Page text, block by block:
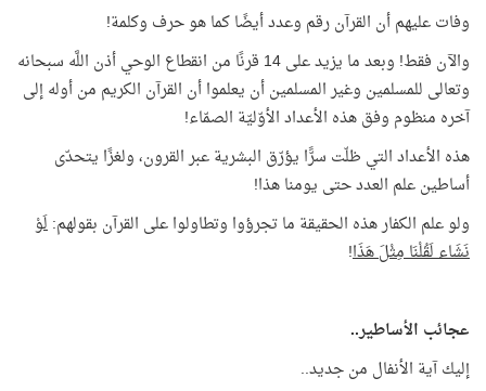
وفات عليهم أن القرآن رقم وعدد أيضًا كما هو حرف وكلمة!
والآن فقط! وبعد ما يزيد على 14 قرنًا من انقطاع الوحي أذن اللَّه سبحانه
وتعالى للمسلمين وغير المسلمين أن يعلموا أن القرآن الكريم من أوله إلى
آخره منظوم وفق هذه الأعداد الأوّليّة الصمّاء!
هذه الأعداد التي ظلّت سرًّا يؤرّق البشرية عبر القرون، ولغزًا يتحدّى
أساطين علم العدد حتى يومنا هذا!
ولو علم الكفار هذه الحقيقة ما تجرؤوا وتطاولوا على القرآن بقولهم:لَوْ
نَشَاء لَقُلْنَا مِثْلَ هَذَا!
عجائب الأساطير..
إليك آية الأنفال من جديد..